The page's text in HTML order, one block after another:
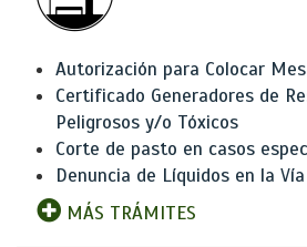
Autorización para Colocar
Certificado Generadores de
Peligrosos y/o Tóxicos
Corte de pasto en casos
Denuncia de Líquidos en la
MÁS TRÁMITES